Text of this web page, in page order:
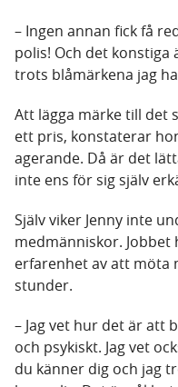
– Ingen annan fick få
polis! Och det konstiga
trots blåmärkena jag
Att lägga märke till det
ett pris, konstaterar
agerande. Då är det
inte ens för sig själv
Själv viker Jenny inte
medmänniskor. Jobbet
erfarenhet av att möta
stunder.
– Jag vet hur det är att
och psykiskt. Jag vet
du känner dig och jag